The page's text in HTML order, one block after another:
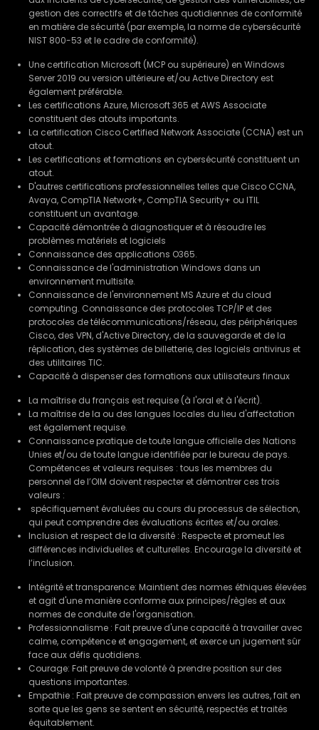
gestion des correctifs et de tâches quotidiennes de conformité
en matière de sécurité (par exemple, la norme de cybersécurité
NIST 800-53 et le cadre de conformité).
Une certification Microsoft (MCP ou supérieure) en Windows
Server 2019 ou version ultérieure et/ou Active Directory est
également préférable.
Les certifications Azure, Microsoft 365 et AWS Associate
constituent des atouts importants.
La certification Cisco Certified Network Associate (CCNA) est un
atout.
Les certifications et formations en cybersécurité constituent un
atout.
D'autres certifications professionnelles telles que Cisco CCNA,
Avaya, CompTIA Network+, CompTIA Security+ ou ITIL
constituent un avantage.
Capacité démontrée à diagnostiquer et à résoudre les
problèmes matériels et logiciels
Connaissance des applications O365.
Connaissance de l'administration Windows dans un
environnement multisite.
Connaissance de l'environnement MS Azure et du cloud
computing. Connaissance des protocoles TCP/IP et des
protocoles de télécommunications/réseau, des périphériques
Cisco, des VPN, d'Active Directory, de la sauvegarde et de la
réplication, des systèmes de billetterie, des logiciels antivirus et
des utilitaires TIC.
Capacité à dispenser des formations aux utilisateurs finaux
La maîtrise du français est requise (à l'oral et à l'écrit).
La maîtrise de la ou des langues locales du lieu d'affectation
est également requise.
Connaissance pratique de toute langue officielle des Nations
Unies et/ou de toute langue identifiée par le bureau de pays.
Compétences et valeurs requises : tous les membres du
personnel de l’OIM doivent respecter et démontrer ces trois
valeurs :
spécifiquement évaluées au cours du processus de sélection,
qui peut comprendre des évaluations écrites et/ou orales.
Inclusion et respect de la diversité : Respecte et promeut les
différences individuelles et culturelles. Encourage la diversité et
l’inclusion.
Intégrité et transparence: Maintient des normes éthiques élevées
et agit d'une manière conforme aux principes/règles et aux
normes de conduite de l'organisation.
Professionnalisme : Fait preuve d'une capacité à travailler avec
calme, compétence et engagement, et exerce un jugement sûr
face aux défis quotidiens.
Courage: Fait preuve de volonté à prendre position sur des
questions importantes.
Empathie : Fait preuve de compassion envers les autres, fait en
sorte que les gens se sentent en sécurité, respectés et traités
équitablement.